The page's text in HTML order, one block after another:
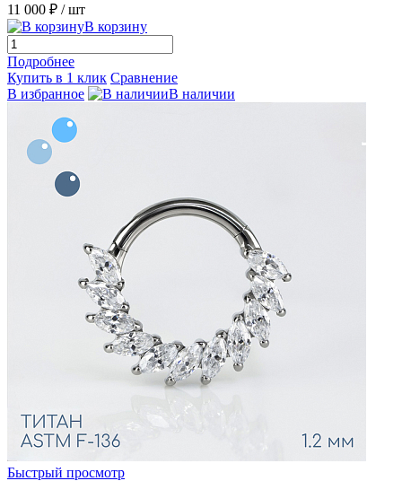
11 000 ₽ / шт
В корзину
Подробнее
Купить в 1 клик Сравнение
В избранное
В наличии
Быстрый просмотр